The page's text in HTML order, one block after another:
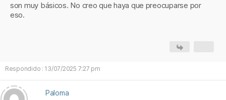
son muy básicos. No creo que haya que preocuparse por
eso.
Respondido : 13/07/2025 7:27 pm
Paloma